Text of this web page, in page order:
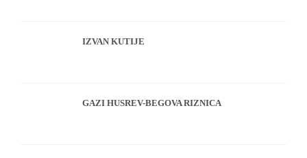
IZVAN KUTIJE
GAZI HUSREV-BEGOVA RIZNICA